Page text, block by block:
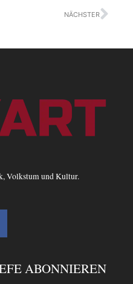
NÄCHSTER
Volkstum und Kultur.
ABONNIEREN